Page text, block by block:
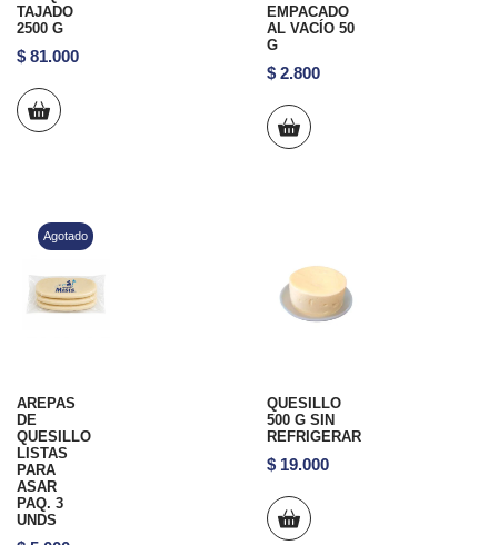
TAJADO
2500 G
$ 81.000
EMPACADO
AL VACÍO 50
G
$2.800
Agotado
AREPAS
DE
QUESILLO
LISTAS
PARA
ASAR
PAQ. 3
UNDS
QUESILLO
500 G SIN
REFRIGERAR
$19.000